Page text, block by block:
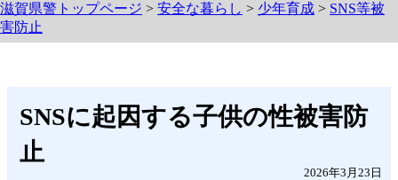
滋賀県警トップページ > 安全な暮らし > 少年育成 > SNS等被
害防止
SNSに起因する子供の性被害防
止
2026年3月23日